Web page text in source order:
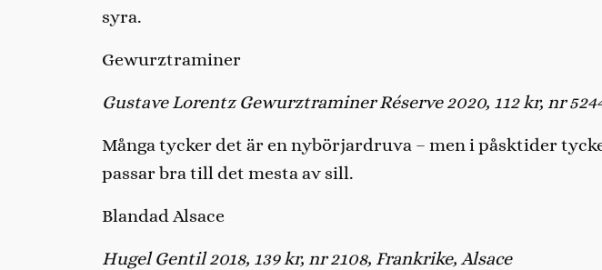
syra.
Gewurztraminer
Gustave Lorentz Gewurztraminer Réserve 2020, 112 kr, nr
Många tycker det är en nybörjardruva – men i påsktider
passar bra till det mesta av sill.
Blandad Alsace
Hugel Gentil 2018, 139 kr, nr 2108, Frankrike, Alsace